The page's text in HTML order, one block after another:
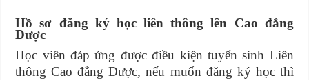
Hồ sơ đăng ký học liên thông lên Cao đẳng
Dược
Học viên đáp ứng được điều kiện tuyển sinh Liên
thông Cao đẳng Dược, nếu muốn đăng ký học thì